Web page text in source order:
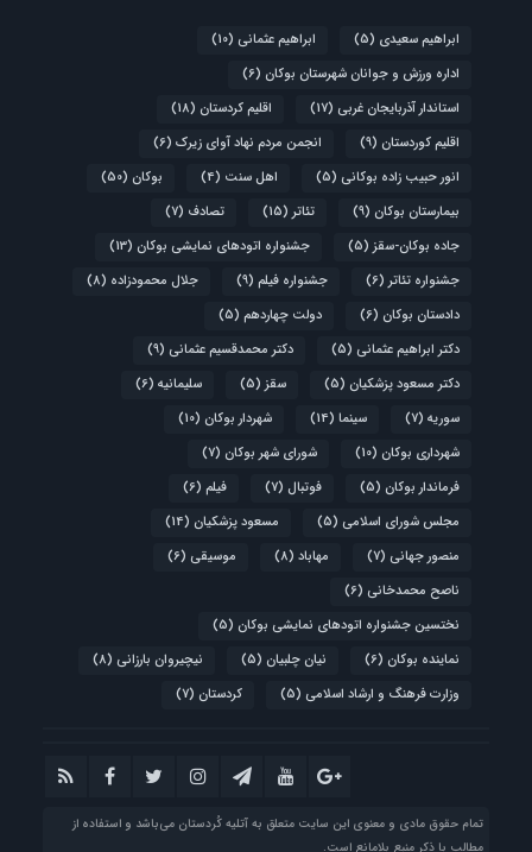
ابراهیم سعیدی (5) ابراهیم عثمانی (10)
اداره ورزش و جوانان شهرستان بوکان (6)
استاندار آذربایجان غربی (17) اقلیم کردستان (18)
اقلیم کوردستان (9) انجمن مردم نهاد آوای زیرک (6)
انور حبیب زاده بوکانی (5) اهل سنت (4) بوکان (50)
بیمارستان بوکان (9) تئاتر (15) تصادف (7)
جاده بوکان-سقز (5) جشنواره اتودهای نمایشی بوکان (13)
جشنواره تئاتر (6) جشنواره فیلم (9) جلال محمودزاده (8)
دادستان بوکان (6) دولت چهاردهم (5)
دکتر ابراهیم عثمانی (5) دکتر محمدقسیم عثمانی (9)
دکتر مسعود پزشکیان (5) سقز (5) سلیمانیه (6)
سوریه (7) سینما (14) شهردار بوکان (10)
شهرداری بوکان (10) شورای شهر بوکان (7)
فرماندار بوکان (5) فوتبال (7) فیلم (6)
مجلس شورای اسلامی (5) مسعود پزشکیان (14)
منصور جهانی (7) مهاباد (8) موسیقی (6)
ناصح محمدخانی (6)
نختسین جشنواره اتودهای نمایشی بوکان (5)
نماینده بوکان (6) نیان چلبیان (5) نیچیروان بارزانی (8)
وزارت فرهنگ و ارشاد اسلامی (5) کردستان (7)
تمام حقوق مادی و معنوی این سایت متعلق به آتلیه‌ کُردستان می‌باشد و استفاده از
مطالب با ذکر منبع بلامانع است.